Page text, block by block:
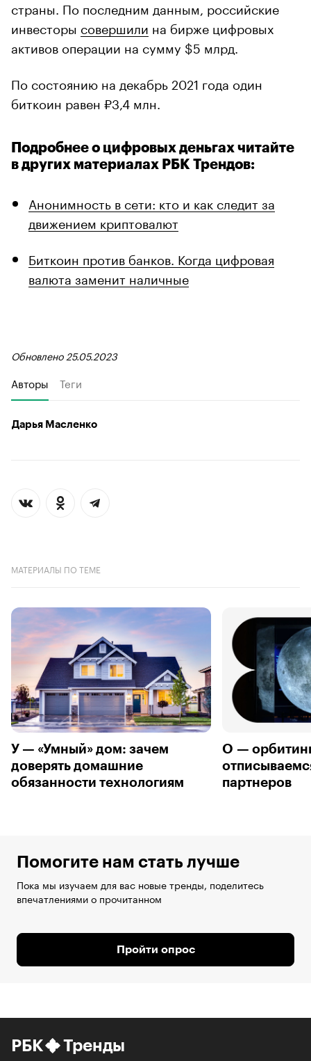
страны. По последним данным, российские
инвесторы совершили на бирже цифровых
активов операции на сумму $5 млрд.
По состоянию на декабрь 2021 года один
биткоин равен ₽3,4 млн.
Подробнее о цифровых деньгах читайте
в других материалах РБК Трендов:
Анонимность в сети: кто и как следит за
движением криптовалют
Биткоин против банков. Когда цифровая
валюта заменит наличные
Обновлено 25.05.2023
Авторы Теги
Дарья Масленко
МАТЕРИАЛЫ ПО ТЕМЕ
У — «Умный» дом: зачем
доверять домашние
обязанности технологиям
О —
партнеров
Помогите нам стать лучше
Пока мы изучаем для вас новые тренды, поделитесь
впечатлениями о прочитанном
Пройти опрос
РБК Тренды